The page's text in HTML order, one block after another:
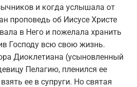
и когда услышала от
проповедь об Иисусе Христе
в Него и пожелала хранить
Господу всю свою жизнь.
Диоклетиана (усыновленный
Пелагию, пленился ее
ее в супруги. Но святая